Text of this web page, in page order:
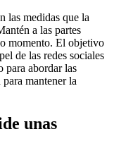
las medidas que la
a las partes
momento. El objetivo
de las redes sociales
para abordar las
mantener la
unas